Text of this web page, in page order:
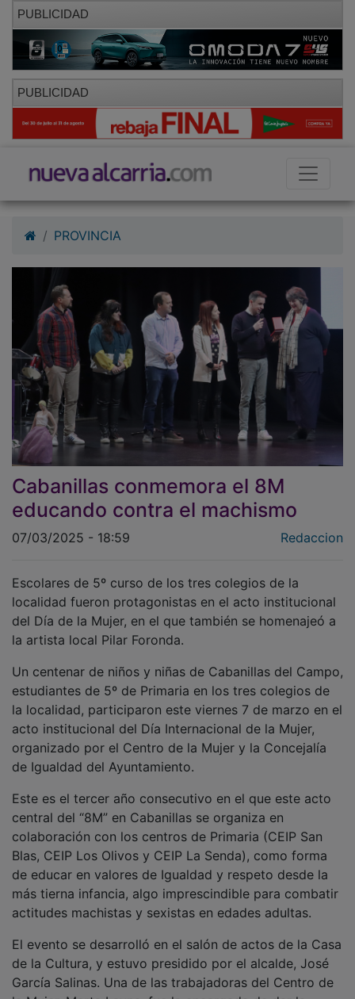
PUBLICIDAD
PUBLICIDAD
Cabanillas conmemora el 8M
educando contra el machismo
localidad fueron protagonistas en el acto institucional
del Día de la Mujer, en el que también se homenajeó a
la artista local Pilar Foronda.
estudiantes de 5º de Primaria en los tres colegios de
la localidad, participaron este viernes 7 de marzo en el
acto institucional del Día Internacional de la Mujer,
organizado por el Centro de la Mujer y la Concejalía
de Igualdad del Ayuntamiento.
central del “8M” en Cabanillas se organiza en
colaboración con los centros de Primaria (CEIP San
Blas, CEIP Los Olivos y CEIP La Senda), como forma
de educar en valores de Igualdad y respeto desde la
más tierna infancia, algo imprescindible para combatir
actitudes machistas y sexistas en edades adultas.
de la Cultura, y estuvo presidido por el alcalde, José
García Salinas. Una de las trabajadoras del Centro de
la Mujer, Marta Layna, fue la encargada de dar la